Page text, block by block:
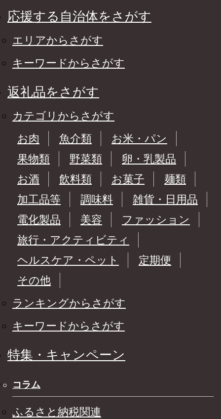
応援する自治体をさがす
エリアからさがす
キーワードからさがす
返礼品をさがす
カテゴリからさがす
お肉
魚介類
お米・パン
果物類
野菜類
卵・乳製品
お酒
飲料類 お菓子
麺類
加工品等
調味料
雑貨・日用品
電化製品
美容
ファッション
旅行・アクティビティ
ヘルスケア・ペット
定期便
その他
ランキングからさがす
キーワードからさがす
特集・キャンペーン
コラム
ふるさと納税関連